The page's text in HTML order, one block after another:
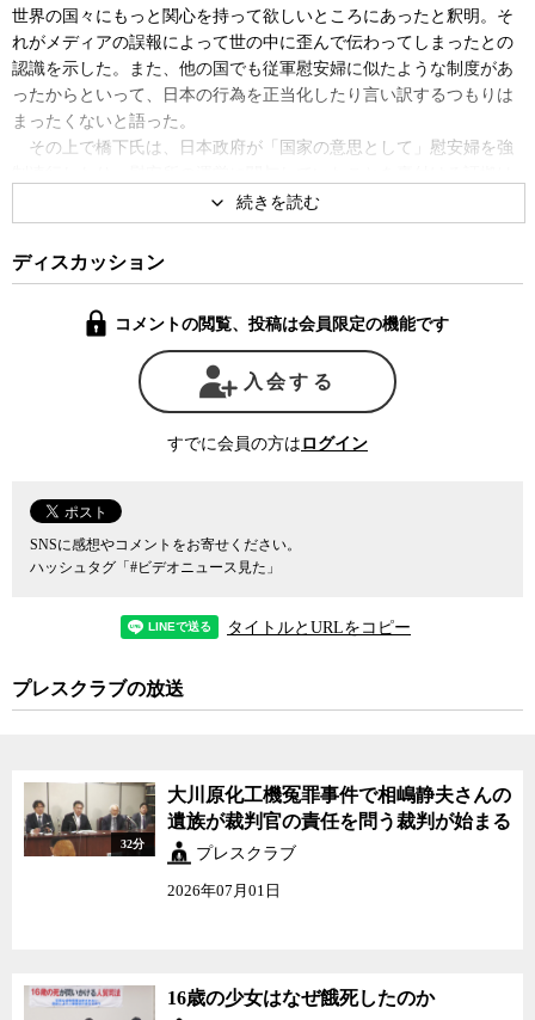
世界の国々にもっと関心を持って欲しいところにあったと釈明。そ
れがメディアの誤報によって世の中に歪んで伝わってしまったとの
認識を示した。また、他の国でも従軍慰安婦に似たような制度があ
ったからといって、日本の行為を正当化したり言い訳するつもりは
まったくないと語った。
その上で橋下氏は、日本政府が「国家の意思として」慰安婦を強
見つかっていないとする政府答弁を引き合いに出し、にもかかわら
ず日本だけが国際社会から厳しい指弾を受けている現状はおかしい
との持論を展開した。
橋下氏の特派員協会の会見の模様をノーカットで放送する。（日
本語・英語逐語訳付）
ディスカッション
コメントの閲覧、投稿は会員限定の機能です
入会する
すでに会員の方は ログイン
SNSに感想やコメントをお寄せください。
ハッシュタグ「#ビデオニュース見た」
タイトルとURLをコピー
プレスクラブの放送
32分
大川原化工機冤罪事件で相嶋静夫さんの
遺族が裁判官の責任を問う裁判が始まる
プレスクラブ
2026年07月01日
16歳の少女はなぜ餓死したのか